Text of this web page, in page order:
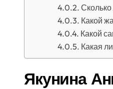
Какой
Какой
Какая
Якунина